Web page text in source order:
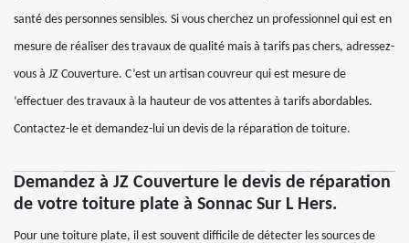
santé des personnes sensibles. Si vous cherchez un professionnel qui est en
mesure de réaliser des travaux de qualité mais à tarifs pas chers, adressez-
vous à JZ Couverture. C’est un artisan couvreur qui est mesure de
‘effectuer des travaux à la hauteur de vos attentes à tarifs abordables.
Contactez-le et demandez-lui un devis de la réparation de toiture.
Demandez à JZ Couverture le devis de réparation
de votre toiture plate à Sonnac Sur L Hers.
Pour une toiture plate, il est souvent difficile de détecter les sources de